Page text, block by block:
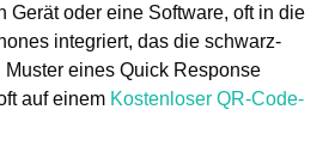
Gerät oder eine Software, oft in die
integriert, das die schwarz-
eines Quick Response
auf einem Kostenloser QR-Code-